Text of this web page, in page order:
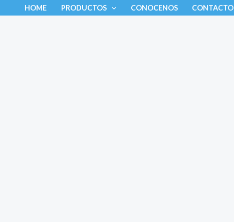
HOME PRODUCTOS CONOCENOS CONTACTO